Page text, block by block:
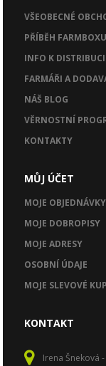
VŠEOBECNÉ
PŘÍBĚH FARMBOXU
INFO K DISTRIBUCI
FARMÁŘI A
NÁŠ BLOG
VĚRNOSTNÍ
KONTAKTY
MŮJ ÚČET
MOJE OBJEDNÁVKY
MOJE DOBROPISY
MOJE ADRESY
OSOBNÍ ÚDAJE
MOJE SLEVOVÉ
KONTAKT
Irena Šneková